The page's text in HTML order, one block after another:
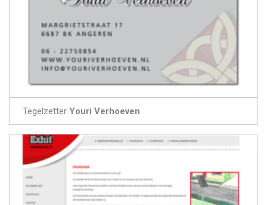
Tegelzetter Youri Verhoeven